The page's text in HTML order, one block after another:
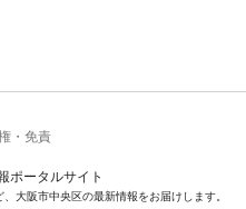
・免責
ポータルサイト
大阪市中央区の最新情報をお届けします。